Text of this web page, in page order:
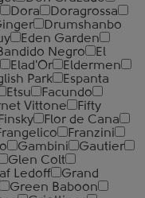
Dora
Doragrossa
Drumshanbo
Eden Garden
Negro
El
Elad'Or
Eldermen
Park
Espanta
Etsu
Facundo
Vittone
Fifty
Finsky
Flor de Cana
Franzini
Gambini
Gautier
Glen Colt
Ledoff
Grand
Green Baboon